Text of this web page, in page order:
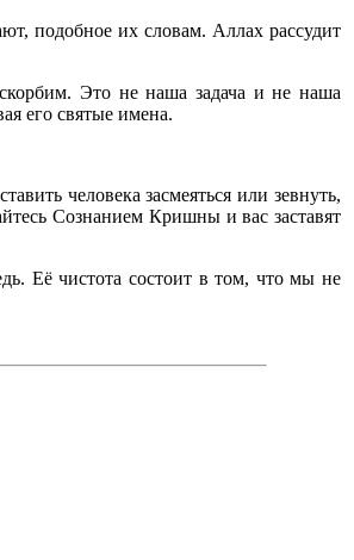
подобное их словам. Аллах рассудит
Это не наша задача и не наша
его святые имена.
человека засмеяться или зевнуть,
Сознанием Кришны и вас заставят
Её чистота состоит в том, что мы не